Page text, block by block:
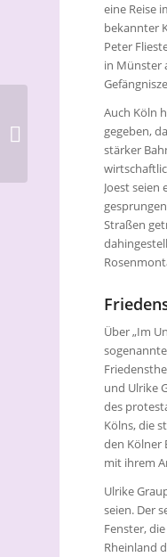
eine Reise
bekannter
Peter
in Münster
Auch Köln
gegeben,
stärker
Joest
Straßen
Über „Im
und Ulrike
des
Kölns, die
den Kölner
mit ihrem
Ulrike
seien. Der
Fenster,
Rheinland
Ökumenischer
Jugendkreuzweg
„getaped“ am 1. April